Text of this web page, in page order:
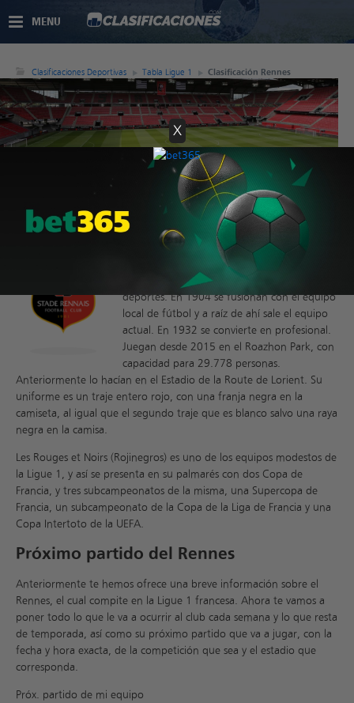
MENU
Clasificaciones Deportivas Tabla Ligue 1 Clasificación Rennes
El Stade Rennes FC es un club de la ciudad
de Rennais, en Bretaña. Se fundó en 1901
por estudiantes como un club de varios
deportes. En 1904 se fusionan con el equipo
local de fútbol y a raíz de ahí sale el equipo
actual. En 1932 se convierte en profesional.
Juegan desde 2015 en el Roazhon Park, con
capacidad para 29.778 personas.
Anteriormente lo hacían en el Estadio de la Route de Lorient. Su
uniforme es un traje entero rojo, con una franja negra en la
camiseta, al igual que el segundo traje que es blanco salvo una raya
negra en la camisa.
Les Rouges et Noirs (Rojinegros) es uno de los equipos modestos de
la Ligue 1, y así se presenta en su palmarés con dos Copa de
Francia, y tres subcampeonatos de la misma, una Supercopa de
Francia, un subcampeonato de la Copa de la Liga de Francia y una
Copa Intertoto de la UEFA.
Próximo partido del Rennes
Anteriormente te hemos ofrece una breve información sobre el
Rennes, el cual compite en la Ligue 1 francesa. Ahora te vamos a
poner todo lo que le va a ocurrir al club cada semana y lo que resta
de temporada, así como su próximo partido que va a jugar, con la
fecha y hora exacta, de la competición que sea y el estadio que
corresponda.
Próx. partido de mi equipo
X